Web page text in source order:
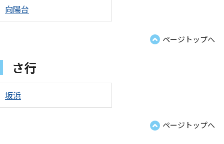
向陽台
ページトップへ
さ行
坂浜
ページトップへ